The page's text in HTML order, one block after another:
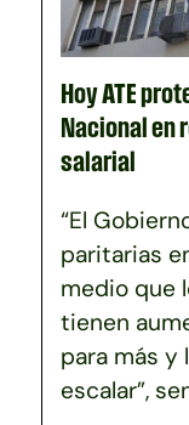
Hoy ATE
Nacional en
salarial
“El
paritarias
medio que
tienen
para más y
escalar”,